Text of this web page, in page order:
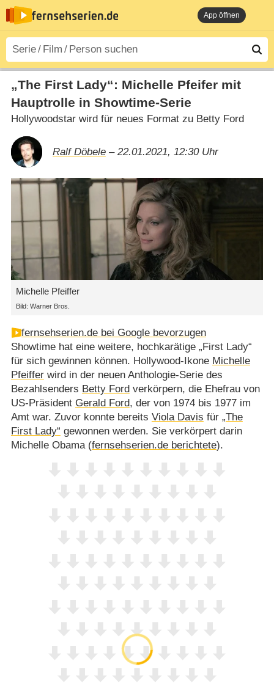
App öffnen
„The First Lady“: Michelle Pfeifer mit
Hauptrolle in Showtime-Serie
Hollywoodstar wird für neues Format zu Betty Ford
Ralf Döbele– 22.01.2021, 12:30 Uhr
Michelle Pfeiffer
Bild: Warner Bros.
fernsehserien.de bei Google bevorzugen
Showtime hat eine weitere, hochkarätige „First Lady“
für sich gewinnen können. Hollywood-Ikone Michelle
Pfeifferwird in der neuen Anthologie-Serie des
Bezahlsenders Betty Ford verkörpern, die Ehefrau von
US-Präsident Gerald Ford, der von 1974 bis 1977 im
Amt war. Zuvor konnte bereits Viola Davis für „The
First Lady“ gewonnen werden. Sie verkörpert darin
Michelle Obama (fernsehserien.de berichtete).